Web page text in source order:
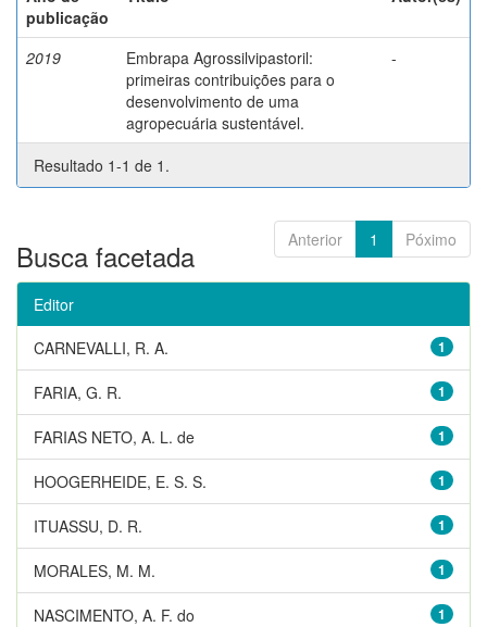
publicação
2019
Embrapa Agrossilvipastoril:
primeiras contribuições para o
desenvolvimento de uma
agropecuária sustentável.
-
Resultado 1-1 de 1.
Anterior 1 Póximo
Busca facetada
Editor
1
CARNEVALLI, R. A.
1
FARIA, G. R.
1
FARIAS NETO, A. L. de
1
HOOGERHEIDE, E. S. S.
1
ITUASSU, D. R.
1
MORALES, M. M.
1
NASCIMENTO, A. F. do